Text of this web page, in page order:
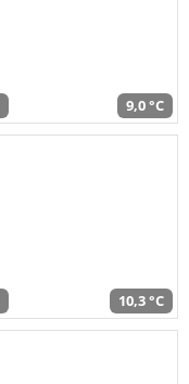
9,0 °C
10,3 °C